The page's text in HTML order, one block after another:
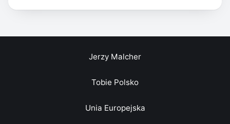
Jerzy Malcher
Tobie Polsko
Unia Europejska